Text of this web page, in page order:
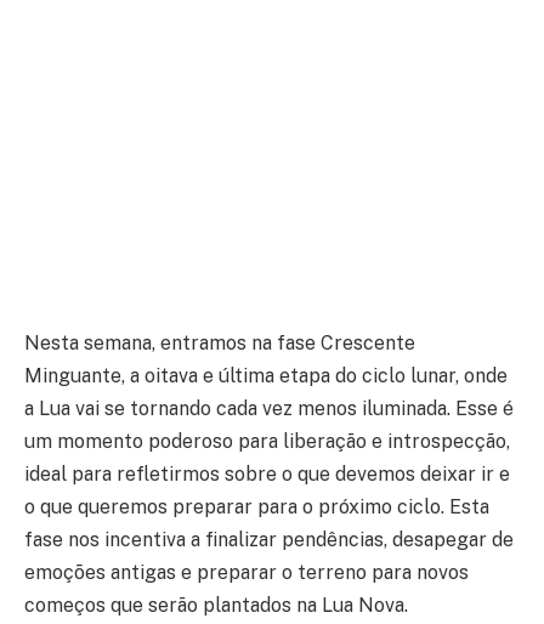
Nesta semana, entramos na fase Crescente
Minguante, a oitava e última etapa do ciclo lunar, onde
a Lua vai se tornando cada vez menos iluminada. Esse é
um momento poderoso para liberação e introspecção,
ideal para refletirmos sobre o que devemos deixar ir e
o que queremos preparar para o próximo ciclo. Esta
fase nos incentiva a finalizar pendências, desapegar de
emoções antigas e preparar o terreno para novos
começos que serão plantados na Lua Nova.